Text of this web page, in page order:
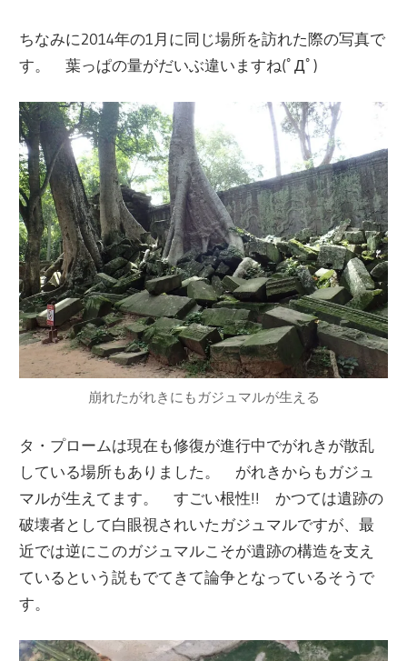
ちなみに2014年の1月に同じ場所を訪れた際の写真で
す。 葉っぱの量がだいぶ違いますね(ﾟДﾟ)
崩れたがれきにもガジュマルが生える
タ・プロームは現在も修復が進行中でがれきが散乱
している場所もありました。 がれきからもガジュ
マルが生えてます。 すごい根性!! かつては遺跡の
破壊者として白眼視されいたガジュマルですが、最
近では逆にこのガジュマルこそが遺跡の構造を支え
ているという説もでてきて論争となっているそうで
す。